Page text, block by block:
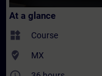
At a glance
widgets Course
where_to_vote MX